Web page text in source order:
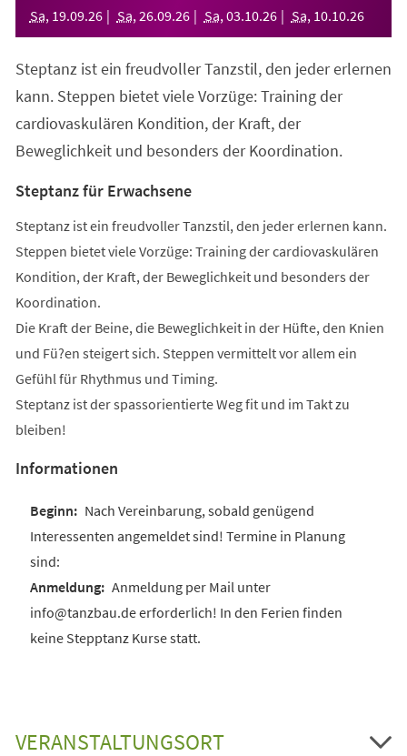
Sa, 19.09.26 Sa, 26.09.26 Sa, 03.10.26 Sa, 10.10.26
Steptanz ist ein freudvoller Tanzstil, den jeder erlernen
kann. Steppen bietet viele Vorzüge: Training der
cardiovaskulären Kondition, der Kraft, der
Beweglichkeit und besonders der Koordination.
Steptanz für Erwachsene
Steptanz ist ein freudvoller Tanzstil, den jeder erlernen kann.
Steppen bietet viele Vorzüge: Training der cardiovaskulären
Kondition, der Kraft, der Beweglichkeit und besonders der
Koordination.
Die Kraft der Beine, die Beweglichkeit in der Hüfte, den Knien
und Fü?en steigert sich. Steppen vermittelt vor allem ein
Gefühl für Rhythmus und Timing.
Steptanz ist der spassorientierte Weg fit und im Takt zu
bleiben!
Informationen
Nach Vereinbarung, sobald genügend
Interessenten angemeldet sind! Termine in Planung
sind:
Anmeldung per Mail unter
info@tanzbau.de erforderlich! In den Ferien finden
keine Stepptanz Kurse statt.
VERANSTALTUNGSORT